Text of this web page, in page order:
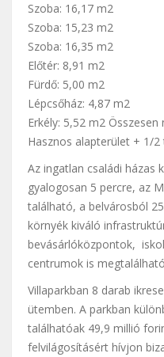
Szoba: 16,17 m2
Szoba: 15,23 m2
Szoba: 16,35 m2
Előtér: 8,91 m2
Fürdő: 5,00 m2
Lépcsőház: 4,87 m2
Erkély: 5,52 m2
Hasznos alapterület + 1/
Az ingatlan családi házas
gyalogosan 5 percre, az
található, a belvárosból
környék kiváló
bevásárlóközpontok,
centrumok is
Villaparkban 8 darab
ütemben. A parkban
találhatóak 49,9 millió
felvilágosításért hívjon